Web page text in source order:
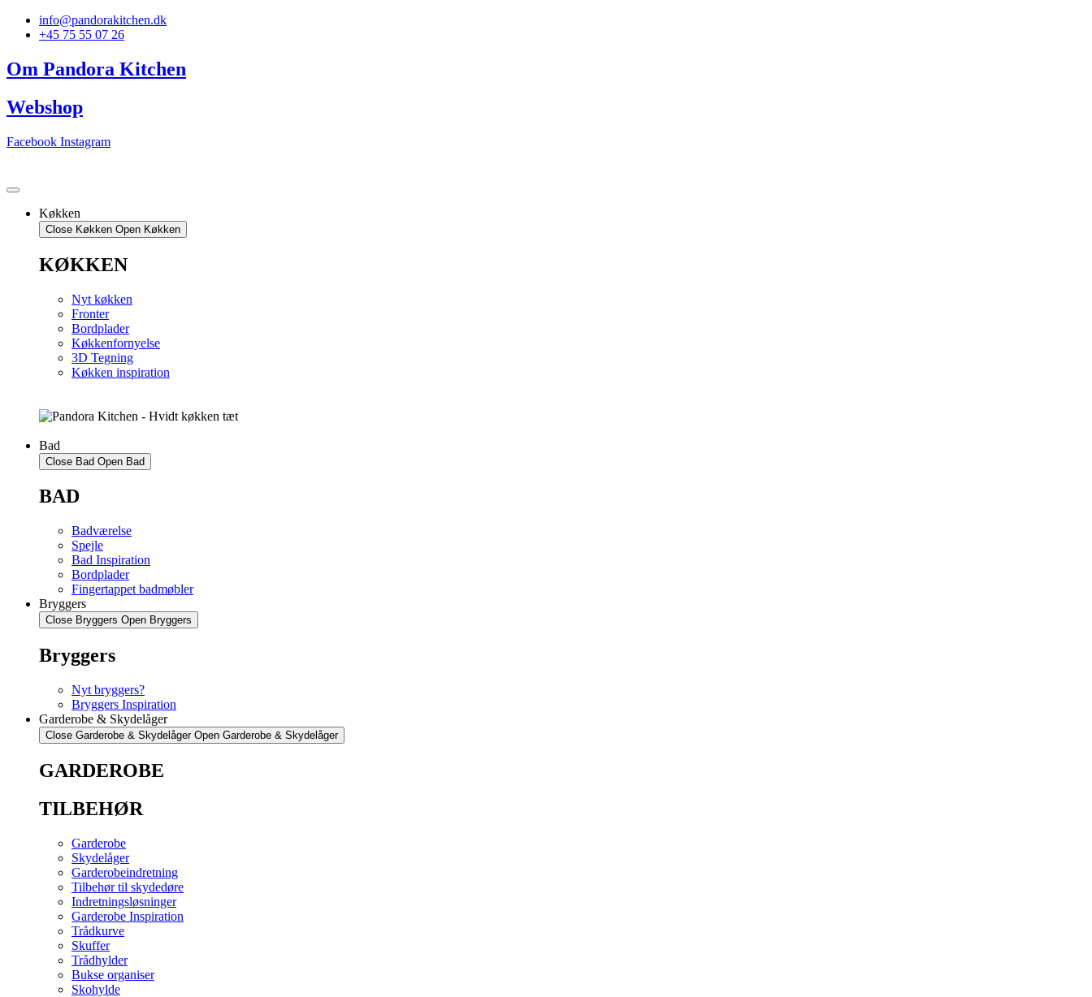
Videreinfo@pandorakitchen.dk
+45 75 55 07 26
Om Pandora Kitchen
Webshop
Facebook Instagram
Køkken
Close Køkken Open Køkken
KØKKEN
Nyt køkken
Fronter
Bordplader
Køkkenfornyelse
3D Tegning
Køkken inspiration
Bad
Close Bad Open Bad
BAD
Badværelse
Spejle
Bad Inspiration
Bordplader
Fingertappet badmøbler
Bryggers
Close Bryggers Open Bryggers
Bryggers
Nyt bryggers?
Bryggers Inspiration
Garderobe & Skydelåger
Close Garderobe & Skydelåger Open Garderobe & Skydelåger
GARDEROBE
TILBEHØR
Garderobe
Skydelåger
Garderobeindretning
Tilbehør til skydedøre
Indretningsløsninger
Garderobe Inspiration
Trådkurve
Skuffer
Trådhylder
Bukse organiser
Skohylde